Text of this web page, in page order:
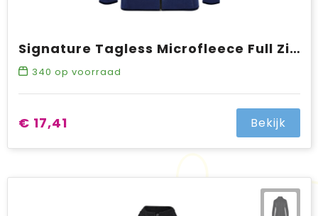
Signature Tagless Microfleece Full Zip Men
340 op voorraad
€ 17,41 Bekijk